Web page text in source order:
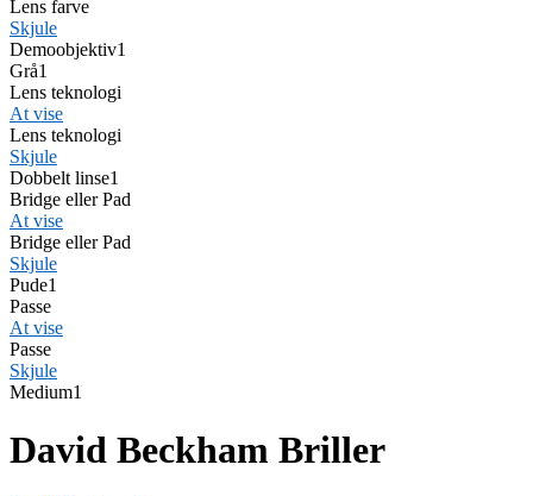
Lens farve
Skjule
Demoobjektiv1
Grå1
Lens teknologi
At vise
Lens teknologi
Skjule
Dobbelt linse1
Bridge eller Pad
At vise
Bridge eller Pad
Skjule
Pude1
Passe
At vise
Passe
Skjule
Medium1
David Beckham Briller